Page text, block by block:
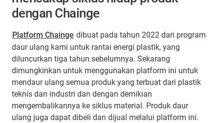
dengan Chainge
Platform Chainge dibuat pada tahun 2022 dari program
daur ulang kami untuk rantai energi plastik, yang
diluncurkan tiga tahun sebelumnya. Sekarang
dimungkinkan untuk menggunakan platform ini untuk
mendaur ulang semua produk yang terbuat dari plastik
teknis dan industri dan dengan demikian
mengembalikannya ke siklus material. Produk daur
ulang juga dapat dibeli dan dijual melalui platform ini.